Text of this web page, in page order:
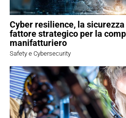
Cyber resilience, la sicurezza
fattore strategico per la
manifatturiero
Safety e Cybersecurity